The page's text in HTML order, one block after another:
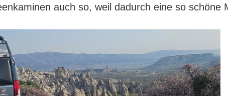
auch so, weil dadurch eine so schöne